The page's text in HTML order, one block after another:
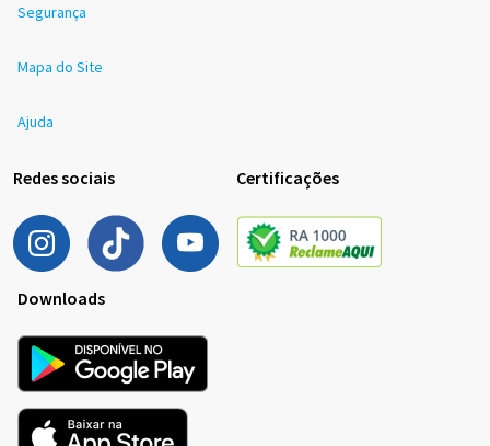
Segurança
Mapa do Site
Ajuda
Redes sociais Certificações
Downloads